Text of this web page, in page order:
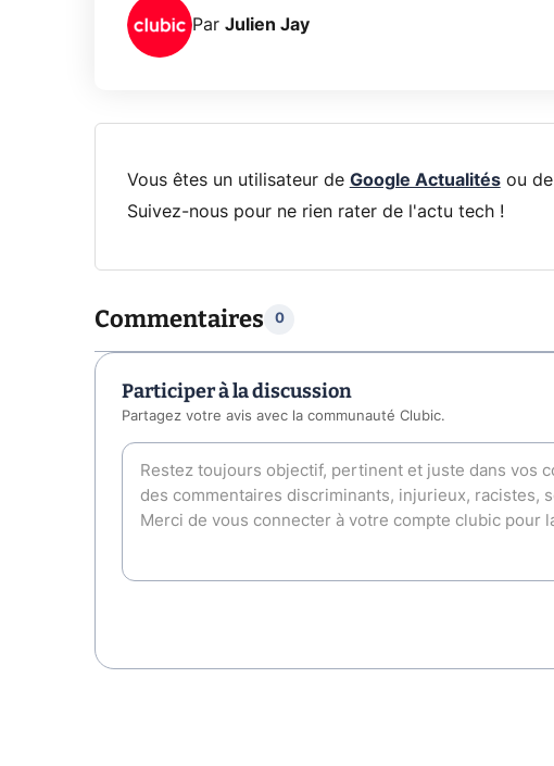
Par Julien Jay
Vous êtes un utilisateur de Google Actualitésou de
Suivez-nous pour ne rien rater de l'actu tech !
Commentaires 0
Participer à la discussion
Partagez votre avis avec la communauté Clubic.